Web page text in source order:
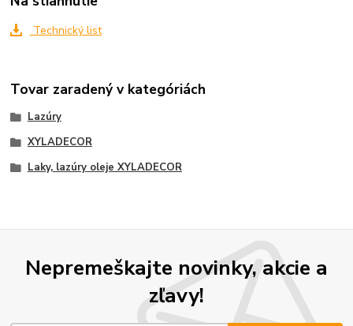
Technický list
Tovar zaradený v kategóriách
Lazúry
XYLADECOR
Laky, lazúry oleje XYLADECOR
Nepremeškajte novinky, akcie a
zľavy!